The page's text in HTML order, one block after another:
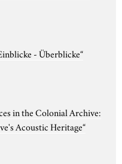
- Überblicke“
in the Colonial Archive:
Acoustic Heritage“